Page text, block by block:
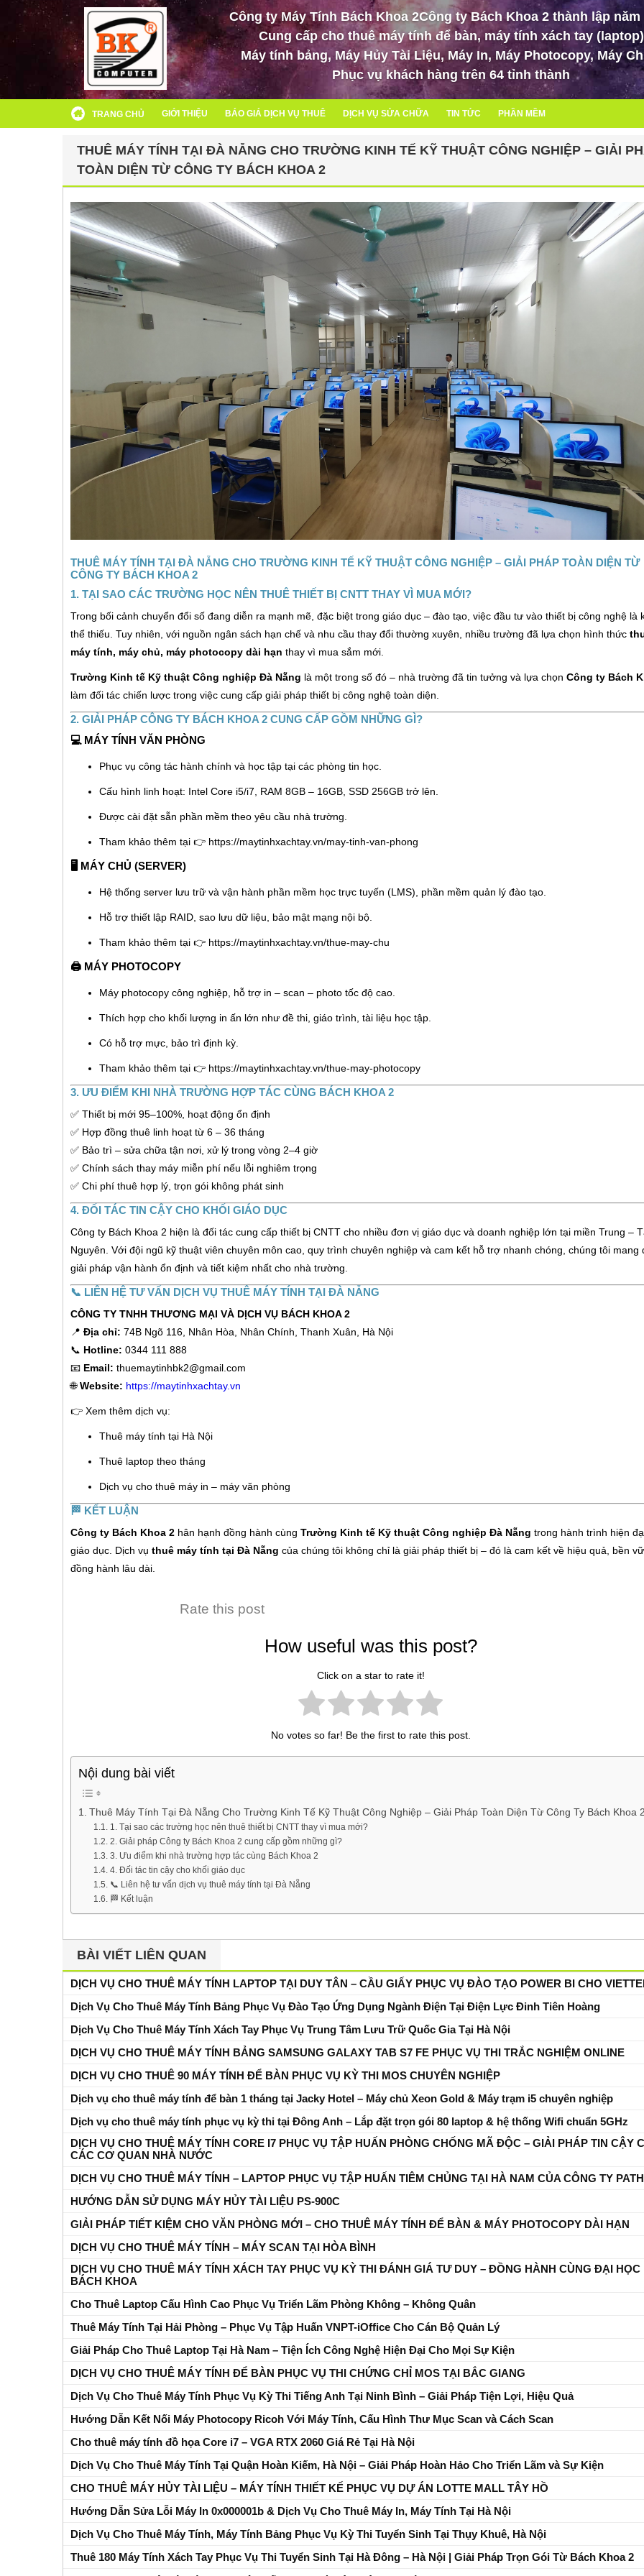
Công ty Máy Tính Bách Khoa 2Công ty Bách Khoa 2 thành lập năm
Cung cấp cho thuê máy tính để bàn, máy tính xách tay (laptop)
Máy tính bảng, Máy Hủy Tài Liệu, Máy In, Máy Photocopy, Máy
Phục vụ khách hàng trên 64 tỉnh thành
TRANG CHỦ GIỚI THIỆU BÁO GIÁ DỊCH VỤ THUÊ DỊCH VỤ SỬA CHỮA TIN TỨC PHẦN MỀM
THUÊ MÁY TÍNH TẠI ĐÀ NẴNG CHO TRƯỜNG KINH TẾ KỸ THUẬT CÔNG NGHIỆP – GIẢI
TOÀN DIỆN TỪ CÔNG TY BÁCH KHOA 2
THUÊ MÁY TÍNH TẠI ĐÀ NẴNG CHO TRƯỜNG KINH TẾ KỸ THUẬT CÔNG NGHIỆP – GIẢI PHÁP TOÀN DIỆN TỪ
CÔNG TY BÁCH KHOA 2
1. TẠI SAO CÁC TRƯỜNG HỌC NÊN THUÊ THIẾT BỊ CNTT THAY VÌ MUA MỚI?
Trong bối cảnh chuyển đổi số đang diễn ra mạnh mẽ, đặc biệt trong giáo dục – đào tạo, việc đầu tư vào thiết bị công nghệ là
thể thiếu. Tuy nhiên, với nguồn ngân sách hạn chế và nhu cầu thay đổi thường xuyên, nhiều trường đã lựa chọn hình thức
máy tính, máy chủ, máy photocopy dài hạn thay vì mua sắm mới.
Trường Kinh tế Kỹ thuật Công nghiệp Đà Nẵng là một trong số đó – nhà trường đã tin tưởng và lựa chọn Công ty Bách
làm đối tác chiến lược trong việc cung cấp giải pháp thiết bị công nghệ toàn diện.
2. GIẢI PHÁP CÔNG TY BÁCH KHOA 2 CUNG CẤP GỒM NHỮNG GÌ?
💻 MÁY TÍNH VĂN PHÒNG
Phục vụ công tác hành chính và học tập tại các phòng tin học.
Cấu hình linh hoạt: Intel Core i5/i7, RAM 8GB – 16GB, SSD 256GB trở lên.
Được cài đặt sẵn phần mềm theo yêu cầu nhà trường.
Tham khảo thêm tại 👉 https://maytinhxachtay.vn/may-tinh-van-phong
🖥️ MÁY CHỦ (SERVER)
Hệ thống server lưu trữ và vận hành phần mềm học trực tuyến (LMS), phần mềm quản lý đào tạo.
Hỗ trợ thiết lập RAID, sao lưu dữ liệu, bảo mật mạng nội bộ.
Tham khảo thêm tại 👉 https://maytinhxachtay.vn/thue-may-chu
🖨️ MÁY PHOTOCOPY
Máy photocopy công nghiệp, hỗ trợ in – scan – photo tốc độ cao.
Thích hợp cho khối lượng in ấn lớn như đề thi, giáo trình, tài liệu học tập.
Có hỗ trợ mực, bảo trì định kỳ.
Tham khảo thêm tại 👉 https://maytinhxachtay.vn/thue-may-photocopy
3. ƯU ĐIỂM KHI NHÀ TRƯỜNG HỢP TÁC CÙNG BÁCH KHOA 2
✅ Thiết bị mới 95–100%, hoạt động ổn định
✅ Hợp đồng thuê linh hoạt từ 6 – 36 tháng
✅ Bảo trì – sửa chữa tận nơi, xử lý trong vòng 2–4 giờ
✅ Chính sách thay máy miễn phí nếu lỗi nghiêm trọng
✅ Chi phí thuê hợp lý, trọn gói không phát sinh
4. ĐỐI TÁC TIN CẬY CHO KHỐI GIÁO DỤC
Công ty Bách Khoa 2 hiện là đối tác cung cấp thiết bị CNTT cho nhiều đơn vị giáo dục và doanh nghiệp lớn tại miền Trung –
Nguyên. Với đội ngũ kỹ thuật viên chuyên môn cao, quy trình chuyên nghiệp và cam kết hỗ trợ nhanh chóng, chúng tôi mang
giải pháp vận hành ổn định và tiết kiệm nhất cho nhà trường.
📞 LIÊN HỆ TƯ VẤN DỊCH VỤ THUÊ MÁY TÍNH TẠI ĐÀ NẴNG
CÔNG TY TNHH THƯƠNG MẠI VÀ DỊCH VỤ BÁCH KHOA 2
📍 Địa chỉ: 74B Ngõ 116, Nhân Hòa, Nhân Chính, Thanh Xuân, Hà Nội
📞 Hotline: 0344 111 888
📧 Email: thuemaytinhbk2@gmail.com
🌐Website: https://maytinhxachtay.vn
👉 Xem thêm dịch vụ:
Thuê máy tính tại Hà Nội
Thuê laptop theo tháng
Dịch vụ cho thuê máy in – máy văn phòng
🏁 KẾT LUẬN
Công ty Bách Khoa 2 hân hạnh đồng hành cùng Trường Kinh tế Kỹ thuật Công nghiệp Đà Nẵng trong hành trình hiện
giáo dục. Dịch vụ thuê máy tính tại Đà Nẵng của chúng tôi không chỉ là giải pháp thiết bị – đó là cam kết về hiệu quả, bền
đồng hành lâu dài.
Rate this post
How useful was this post?
Click on a star to rate it!
No votes so far! Be the first to rate this post.
Nội dung bài viết
Thuê Máy Tính Tại Đà Nẵng Cho Trường Kinh Tế Kỹ Thuật Công Nghiệp – Giải Pháp Toàn Diện Từ Công Ty Bách Khoa
1. Tại sao các trường học nên thuê thiết bị CNTT thay vì mua mới?
2. Giải pháp Công ty Bách Khoa 2 cung cấp gồm những gì?
3. Ưu điểm khi nhà trường hợp tác cùng Bách Khoa 2
4. Đối tác tin cậy cho khối giáo dục
📞 Liên hệ tư vấn dịch vụ thuê máy tính tại Đà Nẵng
🏁 Kết luận
BÀI VIẾT LIÊN QUAN
DỊCH VỤ CHO THUÊ MÁY TÍNH LAPTOP TẠI DUY TÂN – CẦU GIẤY PHỤC VỤ ĐÀO TẠO POWER BI CHO
Dịch Vụ Cho Thuê Máy Tính Bảng Phục Vụ Đào Tạo Ứng Dụng Ngành Điện Tại Điện Lực Đinh Tiên Hoàng
Dịch Vụ Cho Thuê Máy Tính Xách Tay Phục Vụ Trung Tâm Lưu Trữ Quốc Gia Tại Hà Nội
DỊCH VỤ CHO THUÊ MÁY TÍNH BẢNG SAMSUNG GALAXY TAB S7 FE PHỤC VỤ THI TRẮC NGHIỆM ONLINE
DỊCH VỤ CHO THUÊ 90 MÁY TÍNH ĐỂ BÀN PHỤC VỤ KỲ THI MOS CHUYÊN NGHIỆP
Dịch vụ cho thuê máy tính để bàn 1 tháng tại Jacky Hotel – Máy chủ Xeon Gold & Máy trạm i5 chuyên nghiệp
Dịch vụ cho thuê máy tính phục vụ kỳ thi tại Đông Anh – Lắp đặt trọn gói 80 laptop & hệ thống Wifi chuẩn 5GHz
DỊCH VỤ CHO THUÊ MÁY TÍNH CORE I7 PHỤC VỤ TẬP HUẤN PHÒNG CHỐNG MÃ ĐỘC – GIẢI PHÁP TIN CẬY
CÁC CƠ QUAN NHÀ NƯỚC
DỊCH VỤ CHO THUÊ MÁY TÍNH – LAPTOP PHỤC VỤ TẬP HUẤN TIÊM CHỦNG TẠI HÀ NAM CỦA CÔNG TY PATH
HƯỚNG DẪN SỬ DỤNG MÁY HỦY TÀI LIỆU PS-900C
GIẢI PHÁP TIẾT KIỆM CHO VĂN PHÒNG MỚI – CHO THUÊ MÁY TÍNH ĐỂ BÀN & MÁY PHOTOCOPY DÀI HẠN
DỊCH VỤ CHO THUÊ MÁY TÍNH – MÁY SCAN TẠI HÒA BÌNH
DỊCH VỤ CHO THUÊ MÁY TÍNH XÁCH TAY PHỤC VỤ KỲ THI ĐÁNH GIÁ TƯ DUY – ĐỒNG HÀNH CÙNG ĐẠI HỌC
BÁCH KHOA
Cho Thuê Laptop Cấu Hình Cao Phục Vụ Triển Lãm Phòng Không – Không Quân
Thuê Máy Tính Tại Hải Phòng – Phục Vụ Tập Huấn VNPT-iOffice Cho Cán Bộ Quản Lý
Giải Pháp Cho Thuê Laptop Tại Hà Nam – Tiện Ích Công Nghệ Hiện Đại Cho Mọi Sự Kiện
DỊCH VỤ CHO THUÊ MÁY TÍNH ĐỂ BÀN PHỤC VỤ THI CHỨNG CHỈ MOS TẠI BẮC GIANG
Dịch Vụ Cho Thuê Máy Tính Phục Vụ Kỳ Thi Tiếng Anh Tại Ninh Bình – Giải Pháp Tiện Lợi, Hiệu Quả
Hướng Dẫn Kết Nối Máy Photocopy Ricoh Với Máy Tính, Cấu Hình Thư Mục Scan và Cách Scan
Cho thuê máy tính đồ họa Core i7 – VGA RTX 2060 Giá Rẻ Tại Hà Nội
Dịch Vụ Cho Thuê Máy Tính Tại Quận Hoàn Kiếm, Hà Nội – Giải Pháp Hoàn Hảo Cho Triển Lãm và Sự Kiện
CHO THUÊ MÁY HỦY TÀI LIỆU – MÁY TÍNH THIẾT KẾ PHỤC VỤ DỰ ÁN LOTTE MALL TÂY HỒ
Hướng Dẫn Sửa Lỗi Máy In 0x000001b & Dịch Vụ Cho Thuê Máy In, Máy Tính Tại Hà Nội
Dịch Vụ Cho Thuê Máy Tính, Máy Tính Bảng Phục Vụ Kỳ Thi Tuyển Sinh Tại Thụy Khuê, Hà Nội
Thuê 180 Máy Tính Xách Tay Phục Vụ Thi Tuyển Sinh Tại Hà Đông – Hà Nội | Giải Pháp Trọn Gói Từ Bách Khoa 2